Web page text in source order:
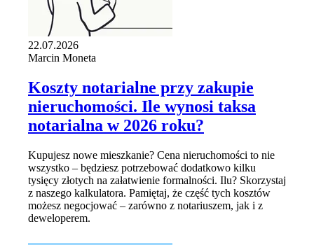
22.07.2026
Marcin Moneta
Koszty notarialne przy zakupie
nieruchomości. Ile wynosi taksa
notarialna w 2026 roku?
Kupujesz nowe mieszkanie? Cena nieruchomości to nie
wszystko – będziesz potrzebować dodatkowo kilku
tysięcy złotych na załatwienie formalności. Ilu? Skorzystaj
z naszego kalkulatora. Pamiętaj, że część tych kosztów
możesz negocjować – zarówno z notariuszem, jak i z
deweloperem.